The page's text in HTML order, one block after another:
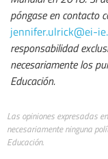
póngase en contacto
jennifer.ulrick@ei-
responsabilidad
necesariamente los
Educación.
Las opiniones expresadas
necesariamente ninguna
Educación.